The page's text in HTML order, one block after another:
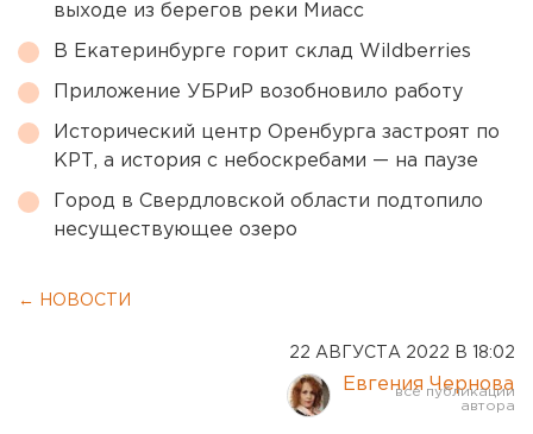
выходе из берегов реки Миасс
В Екатеринбурге горит склад Wildberries
Приложение УБРиР возобновило работу
Исторический центр Оренбурга застроят по
КРТ, а история с небоскребами — на паузе
Город в Свердловской области подтопило
несуществующее озеро
← НОВОСТИ
22 АВГУСТА 2022 В 18:02
Евгения Чернова